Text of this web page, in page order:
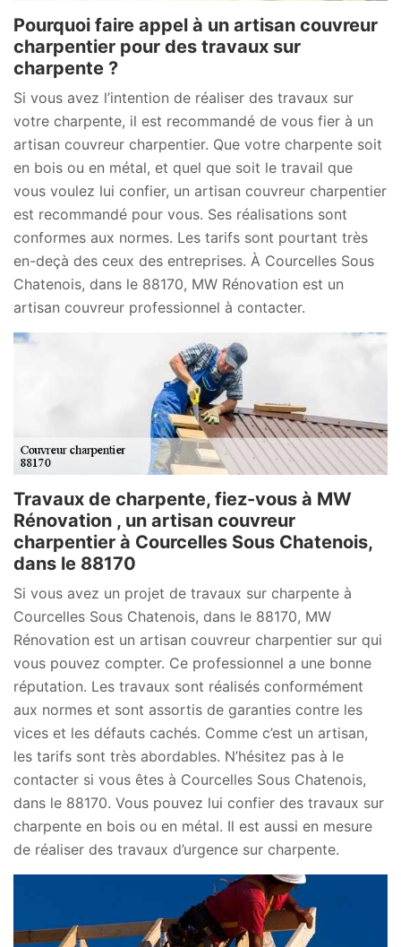
Pourquoi faire appel à un artisan couvreur
charpentier pour des travaux sur
charpente ?
Si vous avez l’intention de réaliser des travaux sur
votre charpente, il est recommandé de vous fier à un
artisan couvreur charpentier. Que votre charpente soit
en bois ou en métal, et quel que soit le travail que
vous voulez lui confier, un artisan couvreur charpentier
est recommandé pour vous. Ses réalisations sont
conformes aux normes. Les tarifs sont pourtant très
en-deçà des ceux des entreprises. À Courcelles Sous
Chatenois, dans le 88170, MW Rénovation est un
artisan couvreur professionnel à contacter.
Travaux de charpente, fiez-vous à MW
Rénovation , un artisan couvreur
charpentier à Courcelles Sous Chatenois,
dans le 88170
Si vous avez un projet de travaux sur charpente à
Courcelles Sous Chatenois, dans le 88170, MW
Rénovation est un artisan couvreur charpentier sur qui
vous pouvez compter. Ce professionnel a une bonne
réputation. Les travaux sont réalisés conformément
aux normes et sont assortis de garanties contre les
vices et les défauts cachés. Comme c’est un artisan,
les tarifs sont très abordables. N’hésitez pas à le
contacter si vous êtes à Courcelles Sous Chatenois,
dans le 88170. Vous pouvez lui confier des travaux sur
charpente en bois ou en métal. Il est aussi en mesure
de réaliser des travaux d’urgence sur charpente.